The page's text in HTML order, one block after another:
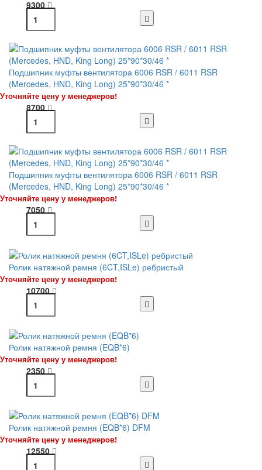
9300
Подшипник муфты вентилятора 6006 RSR / 6011 RSR
(Mercedes, HND, King Long) 25*90*30/46 *
Уточняйте цену у менеджеров!
8700
Подшипник муфты вентилятора 6006 RSR / 6011 RSR
(Mercedes, HND, King Long) 25*90*30/46 *
Уточняйте цену у менеджеров!
7050
Ролик натяжной ремня (6CT,ISLe) ребристый
Уточняйте цену у менеджеров!
10700
Ролик натяжной ремня (EQB*6)
Уточняйте цену у менеджеров!
2350
Ролик натяжной ремня (EQB*6) DFM
Уточняйте цену у менеджеров!
12550